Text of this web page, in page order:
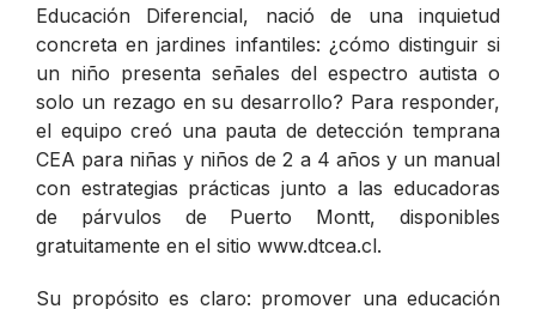
Educación Diferencial, nació de una inquietud
concreta en jardines infantiles: ¿cómo distinguir si
un niño presenta señales del espectro autista o
solo un rezago en su desarrollo? Para responder,
el equipo creó una pauta de detección temprana
CEA para niñas y niños de 2 a 4 años y un manual
con estrategias prácticas junto a las educadoras
de párvulos de Puerto Montt, disponibles
gratuitamente en el sitio www.dtcea.cl.
Su propósito es claro: promover una educación